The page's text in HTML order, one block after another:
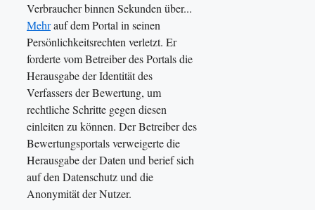
Verbraucher binnen Sekunden über...
Mehrauf dem Portal in seinen
Persönlichkeitsrechten verletzt. Er
forderte vom Betreiber des Portals die
Herausgabe der Identität des
Verfassers der Bewertung, um
rechtliche Schritte gegen diesen
einleiten zu können. Der Betreiber des
Bewertungsportals verweigerte die
Herausgabe der Daten und berief sich
auf den Datenschutz und die
Anonymität der Nutzer.